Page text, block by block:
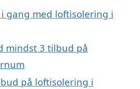
gang med loftisolering i
mindst 3 tilbud på
på loftisolering i